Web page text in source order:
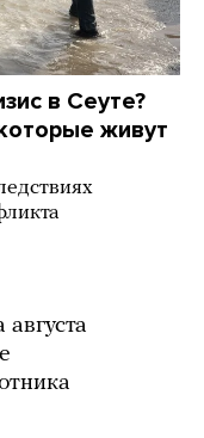
в Сеуте?
живут